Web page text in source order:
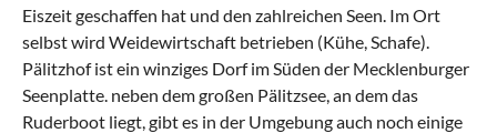
Eiszeit geschaffen hat und den zahlreichen Seen. Im Ort
selbst wird Weidewirtschaft betrieben (Kühe, Schafe).
Pälitzhof ist ein winziges Dorf im Süden der Mecklenburger
Seenplatte. neben dem großen Pälitzsee, an dem das
Ruderboot liegt, gibt es in der Umgebung auch noch einige